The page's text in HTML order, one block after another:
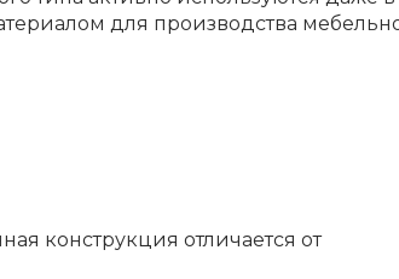
для производства
конструкция отличается от